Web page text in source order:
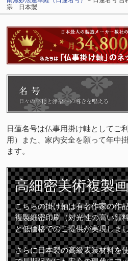
宗 日本製
日蓮名号は仏事用掛け軸としてご
用）また、家内安全を願って年中
ます。
高細密美術複製
こちらの掛け軸は有名作家の作
複製細密印刷（対光性の高い顔
と低価格でのご提供が実現しま
さらに日本製の高級表装材料を